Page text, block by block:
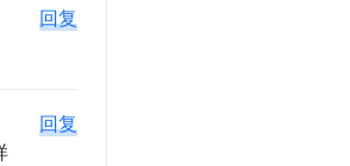
回复
回复